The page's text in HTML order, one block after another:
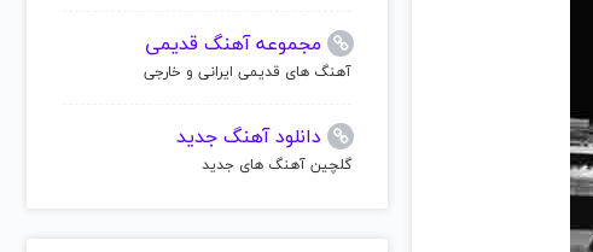
مجموعه آهنگ قدیمی
آهنگ های قدیمی ایرانی و خارجی
دانلود آهنگ جدید
گلچین آهنگ های جدید